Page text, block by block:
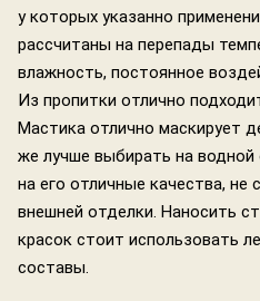
у которых указанно
рассчитаны на перепады
влажность, постоянное
Из пропитки отлично
Мастика отлично маскирует
же лучше выбирать на водной
на его отличные качества, не
внешней отделки. Наносить
красок стоит использовать
составы.